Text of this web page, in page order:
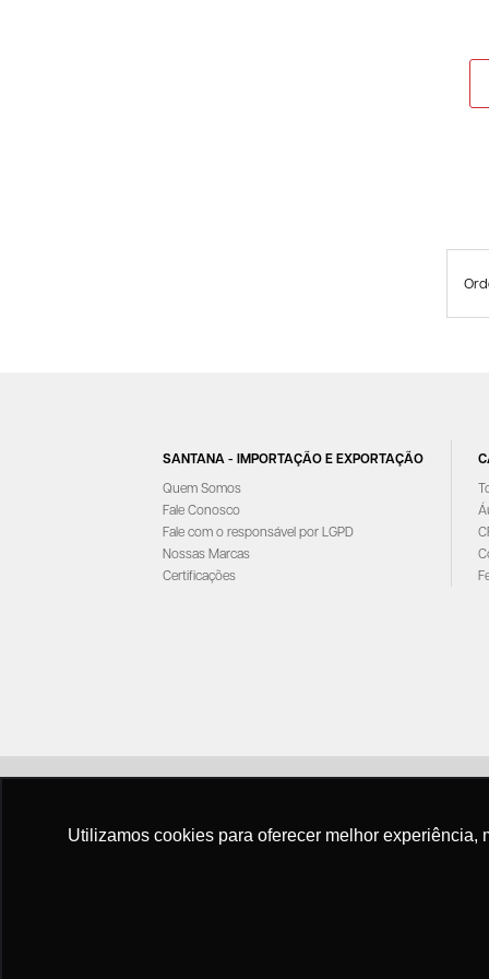
Utilizamos cookies para oferecer melhor
SANTANA - IMPORTAÇÃO E EXPORTAÇÃO
Quem Somos
Fale Conosco
Fale com o responsável por LGPD
Nossas Marcas
Certificações